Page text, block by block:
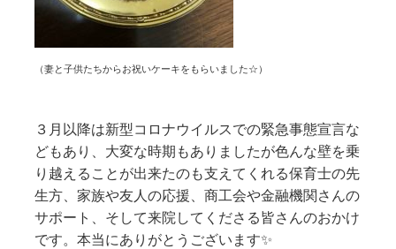
（妻と子供たちからお祝いケーキをもらいました☆）
３月以降は新型コロナウイルスでの緊急事態宣言な
どもあり、大変な時期もありましたが色んな壁を乗
り越えることが出来たのも支えてくれる保育士の先
生方、家族や友人の応援、商工会や金融機関さんの
サポート、そして来院してくださる皆さんのおかけ
です。本当にありがとうございます✨